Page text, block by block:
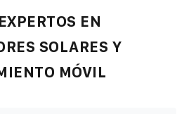
EN
SOLARES Y
MÓVIL